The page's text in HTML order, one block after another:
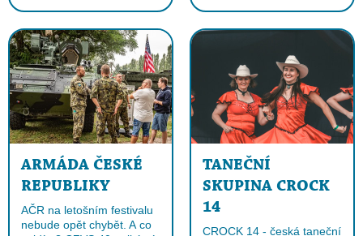
ARMÁDA ČESKÉ
REPUBLIKY
AČR na letošním festivalu
nebude opět chybět. A co
TANEČNÍ
SKUPINA CROCK
14
CROCK 14 - česká taneční